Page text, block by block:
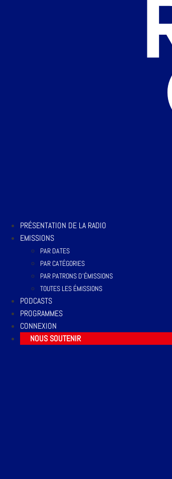
PRÉSENTATION DE LA RADIO
EMISSIONS
PAR DATES
PAR CATÉGORIES
PAR PATRONS D’ÉMISSIONS
TOUTES LES ÉMISSIONS
PODCASTS
PROGRAMMES
CONNEXION
NOUS SOUTENIR